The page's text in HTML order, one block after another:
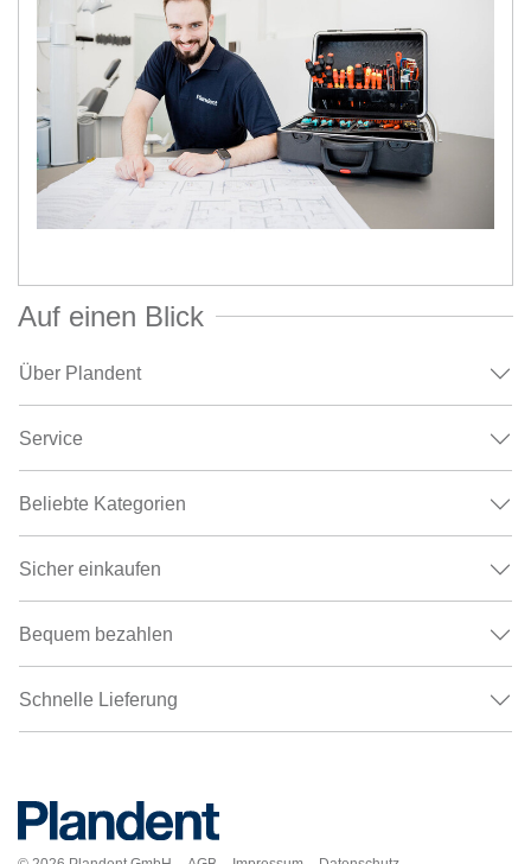
Auf einen Blick
Über Plandent
Service
Beliebte Kategorien
Sicher einkaufen
Bequem bezahlen
Schnelle Lieferung